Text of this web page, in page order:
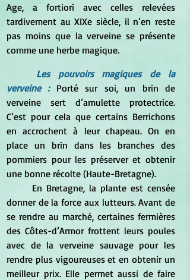
Age, a fortiori avec celles relevées
tardivement au XIXe siècle, il n’en reste
pas moins que la verveine se présente
comme une herbe magique.
Les pouvoirs magiques de la
verveine : Porté sur soi, un brin de
verveine sert d’amulette protectrice.
C’est pour cela que certains Berrichons
en accrochent à leur chapeau. On en
place un brin dans les branches des
pommiers pour les préserver et obtenir
une bonne récolte (Haute-Bretagne).
donner de la force aux lutteurs. Avant de
se rendre au marché, certaines fermières
des Côtes-d’Armor frottent leurs poules
avec de la verveine sauvage pour les
rendre plus vigoureuses et en obtenir un
meilleur prix. Elle permet aussi de faire